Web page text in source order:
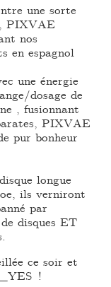
une sorte
PIXVAE
nos
en espagnol
une énergie
dosage de
, fusionnant
PIXVAE
pur bonheur
longue
ils verniront
par
disques ET
ce soir et
!